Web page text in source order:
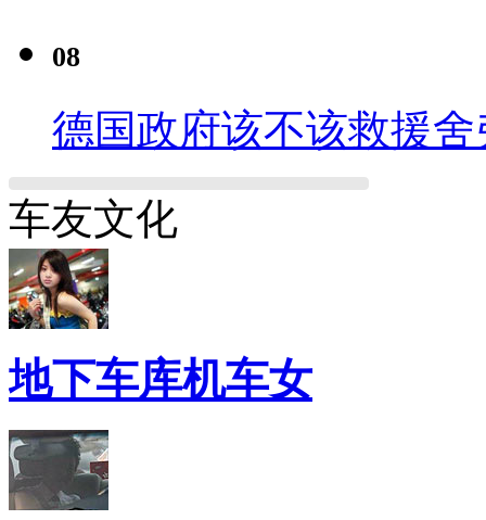
08
德国政府该不该救援舍
车友文化
地下车库机车女